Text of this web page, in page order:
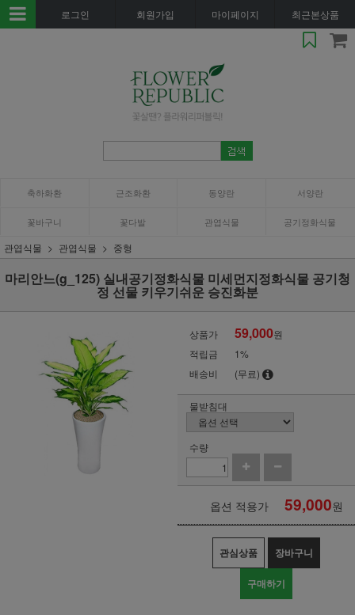
로그인 회원가입 마이페이지 최근본상품
축하화환 근조화환 동양란 서양란
꽃바구니 꽃다발 관엽식물 공기정화식물
관엽식물 관엽식물 중형
마리안느(g_125) 실내공기정화식물 미세먼지정화식물 공기청
정 선물 키우기쉬운 승진화분
상품가 59,000원
적립금
1%
배송비
(무료)
물받침대
수량
옵션 적용가 59,000원
관심상품 장바구니
구매하기